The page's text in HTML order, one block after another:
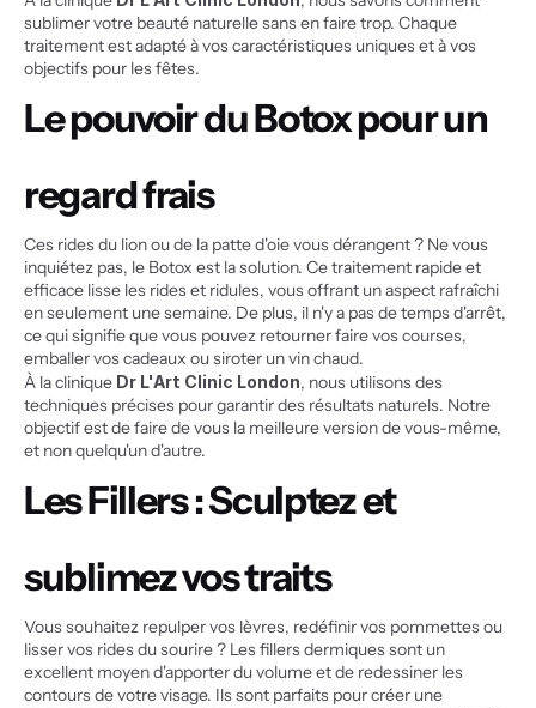
sublimer votre beauté naturelle sans en faire trop. Chaque
traitement est adapté à vos caractéristiques uniques et à vos
objectifs pour les fêtes.
Le pouvoir du Botox pour un
regard frais
Ces rides du lion ou de la patte d'oie vous dérangent ? Ne vous
inquiétez pas, le Botox est la solution. Ce traitement rapide et
efficace lisse les rides et ridules, vous offrant un aspect rafraîchi
en seulement une semaine. De plus, il n'y a pas de temps d'arrêt,
ce qui signifie que vous pouvez retourner faire vos courses,
emballer vos cadeaux ou siroter un vin chaud.
À la clinique Dr L'Art Clinic London, nous utilisons des
techniques précises pour garantir des résultats naturels. Notre
objectif est de faire de vous la meilleure version de vous-même,
et non quelqu'un d'autre.
Les Fillers : Sculptez et
sublimez vos traits
Vous souhaitez repulper vos lèvres, redéfinir vos pommettes ou
lisser vos rides du sourire ? Les fillers dermiques sont un
excellent moyen d'apporter du volume et de redessiner les
contours de votre visage. Ils sont parfaits pour créer une